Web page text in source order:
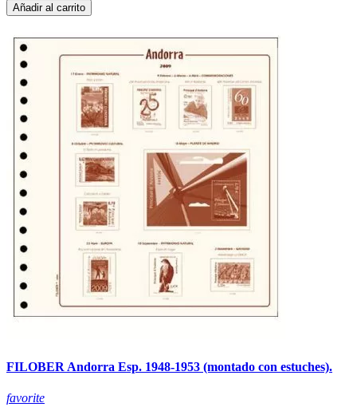
Añadir al carrito
FILOBER Andorra Esp. 1948-1953 (montado con estuches).
favorite